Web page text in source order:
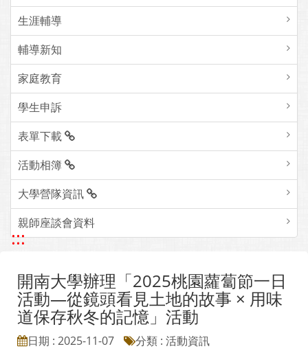
生涯輔導
輔導新知
家庭教育
學生申訴
表單下載
活動相簿
大學營隊資訊
親師座談會資料
:::
開南大學辦理「2025桃園蘿蔔節一日
活動—從鏡頭看見土地的故事 × 用味
道保存秋冬的記憶」活動
日期 : 2025-11-07
分類 : 活動資訊